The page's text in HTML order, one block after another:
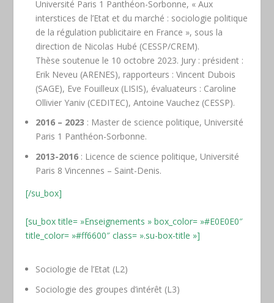
Université Paris 1 Panthéon-Sorbonne, « Aux
interstices de l’Etat et du marché : sociologie politique
de la régulation publicitaire en France », sous la
direction de Nicolas Hubé (CESSP/CREM).
Thèse soutenue le 10 octobre 2023. Jury : président :
Erik Neveu (ARENES), rapporteurs : Vincent Dubois
(SAGE), Eve Fouilleux (LISIS), évaluateurs : Caroline
Ollivier Yaniv (CEDITEC), Antoine Vauchez (CESSP).
2016 – 2023 : Master de science politique, Université
Paris 1 Panthéon-Sorbonne.
2013-2016 : Licence de science politique, Université
Paris 8 Vincennes – Saint-Denis.
[/su_box]
[su_box title= »Enseignements » box_color= »#E0E0E0″
title_color= »#ff6600″ class= ».su-box-title »]
Sociologie de l’Etat (L2)
Sociologie des groupes d’intérêt (L3)